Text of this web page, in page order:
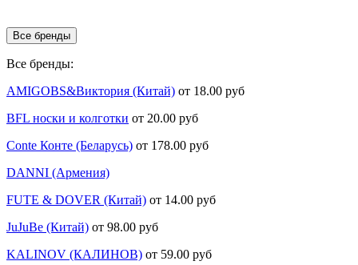
Все бренды
Все бренды:
AMIGOBS&Виктория (Китай) от 18.00 руб
BFL носки и колготки от 20.00 руб
Conte Конте (Беларусь) от 178.00 руб
DANNI (Армения)
FUTE & DOVER (Китай) от 14.00 руб
JuJuBe (Китай) от 98.00 руб
KALINOV (КАЛИНОВ) от 59.00 руб